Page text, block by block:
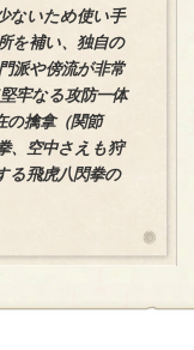
ないため使い手
を補い、独自の
派や傍流が非常
牢なる攻防一体
の擒拿（関節
、空中さえも狩
る飛虎八閃拳の